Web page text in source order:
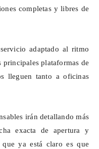
completas y libres de
adaptado al ritmo
principales plataformas de
lleguen tanto a oficinas
irán detallando más
exacta de apertura y
ya está claro es que